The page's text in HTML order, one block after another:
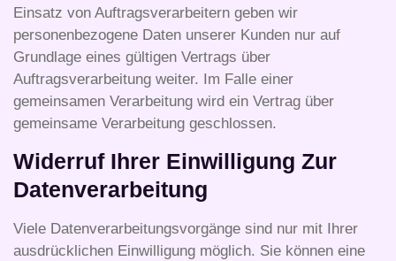
Einsatz von Auftragsverarbeitern geben wir
personenbezogene Daten unserer Kunden nur auf
Grundlage eines gültigen Vertrags über
Auftragsverarbeitung weiter. Im Falle einer
gemeinsamen Verarbeitung wird ein Vertrag über
gemeinsame Verarbeitung geschlossen.
Widerruf Ihrer Einwilligung Zur
Datenverarbeitung
Viele Datenverarbeitungsvorgänge sind nur mit Ihrer
ausdrücklichen Einwilligung möglich. Sie können eine